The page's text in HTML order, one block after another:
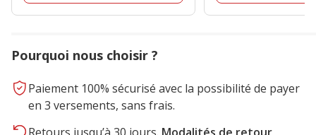
Pourquoi nous choisir ?
Paiement 100% sécurisé avec la possibilité de payer
en 3 versements, sans frais.